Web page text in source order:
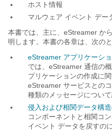
ホスト情報
マルウェア イベント デー
本書では、主に、eStreamer か
明します。本書の各章は、次の
eStreamer アプリケーシ
では、eStreamer 通信の
プリケーションの作成に
eStreamer サービスとの
種類のメッセージについて
侵入および相関データ構
コンポーネントと相関コ
イベント データを戻すの